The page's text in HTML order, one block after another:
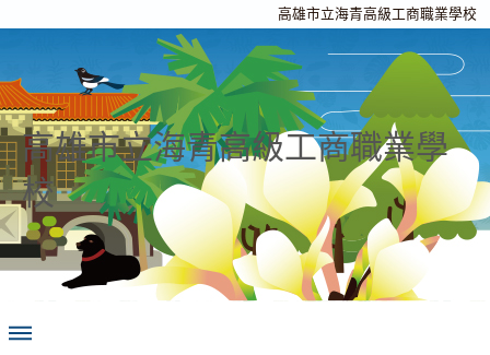
高雄市立海青高級工商職業學校
高雄市立海青高級工商職業學
校